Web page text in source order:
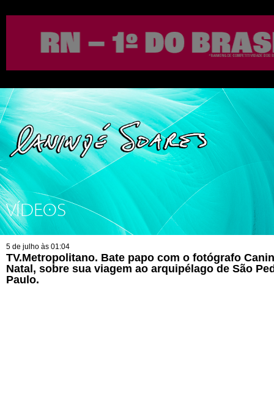
VÍDEOS
5 de julho às 01:04
TV.Metropolitano. Bate papo com o fotógrafo
Natal, sobre sua viagem ao arquipélago de São
Paulo.